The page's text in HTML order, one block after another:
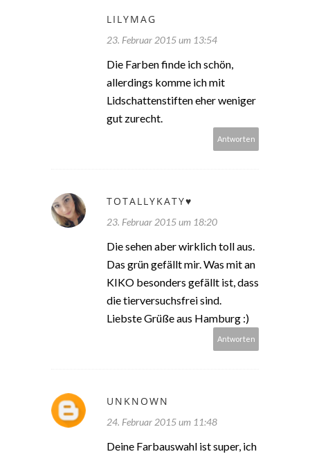
LILYMAG
23. Februar 2015 um 13:54
Die Farben finde ich schön,
allerdings komme ich mit
Lidschattenstiften eher weniger
gut zurecht.
Antworten
TOTALLYKATY♥
23. Februar 2015 um 18:20
Die sehen aber wirklich toll aus.
Das grün gefällt mir. Was mit an
KIKO besonders gefällt ist, dass
die tierversuchsfrei sind.
Liebste Grüße aus Hamburg :)
Antworten
UNKNOWN
24. Februar 2015 um 11:48
Deine Farbauswahl ist super, ich